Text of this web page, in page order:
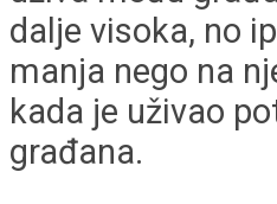
dalje visoka, no
manja nego na
kada je uživao
građana.